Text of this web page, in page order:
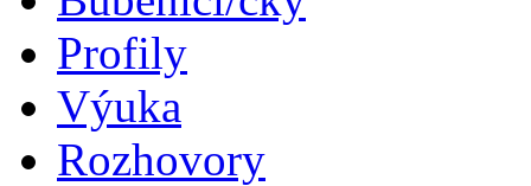
Profily
Výuka
Rozhovory